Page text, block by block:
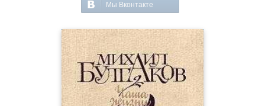
Мы Вконтакте